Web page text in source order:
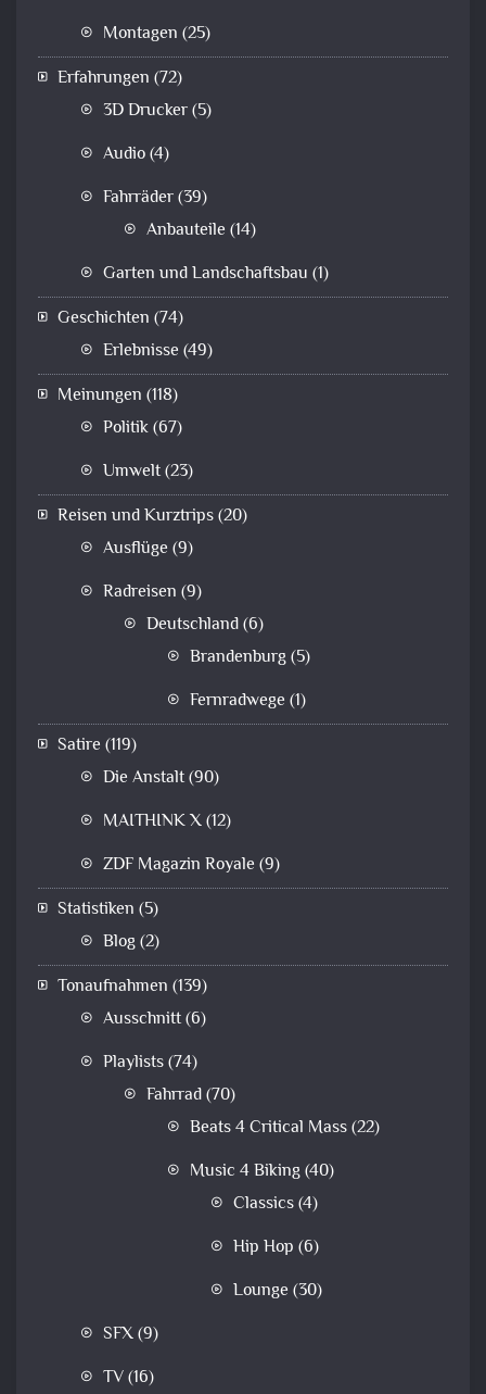
Montagen (25)
Erfahrungen (72)
3D Drucker(5)
Audio(4)
Fahrräder(39)
Anbauteile (14)
Garten und Landschaftsbau (1)
Geschichten (74)
Erlebnisse (49)
Meinungen (118)
Politik(67)
Umwelt(23)
Reisen und Kurztrips(20)
Ausflüge (9)
Radreisen (9)
Deutschland(6)
Brandenburg(5)
Fernradwege (1)
Satire (119)
Die Anstalt(90)
MAITHINK X(12)
ZDF Magazin Royale (9)
Statistiken (5)
Blog(2)
Tonaufnahmen (139)
Ausschnitt(6)
Playlists(74)
Fahrrad(70)
Beats 4 Critical Mass(22)
Music 4 Biking(40)
Classics(4)
Hip Hop (6)
Lounge (30)
SFX(9)
TV(16)